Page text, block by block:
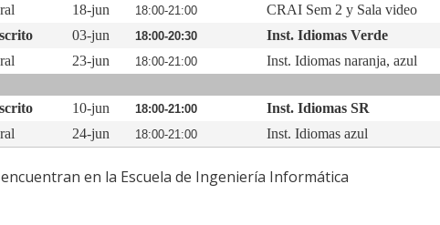
18-jun 18:00-21:00
CRAI Sem 2 y Sala video
03-jun 18:00-20:30
Inst. Idiomas Verde
23-jun 18:00-21:00 Inst. Idiomas naranja, azul
10-jun 18:00-21:00
Inst. Idiomas SR
24-jun 18:00-21:00 Inst. Idiomas azul
en la Escuela de Ingeniería Informática